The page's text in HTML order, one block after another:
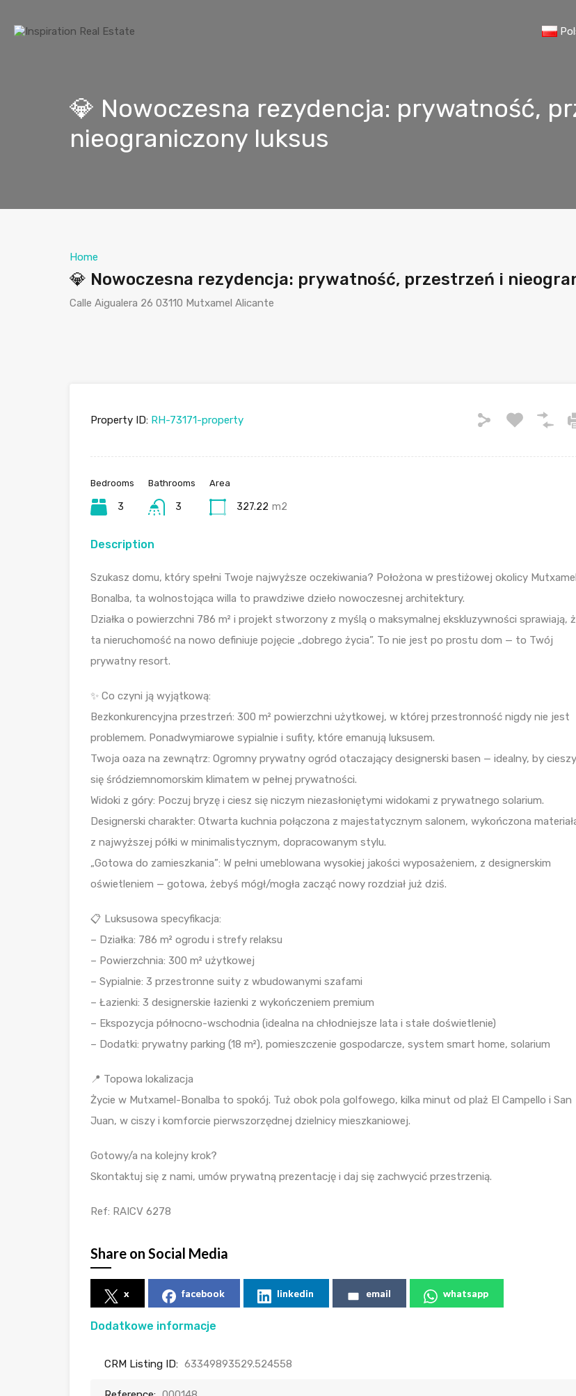
💎 Nowoczesna rezydencja: prywatność,
nieograniczony luksus
Home
💎 Nowoczesna rezydencja: prywatność, przestrzeń i
Calle Aigualera 26 03110 Mutxamel Alicante
Property ID: RH-73171-property
Bedrooms
3
Bathrooms
3
Area
327.22 m2
Description
Szukasz domu, który spełni Twoje najwyższe oczekiwania? Położona w prestiżowej okolicy
Bonalba, ta wolnostojąca willa to prawdziwe dzieło nowoczesnej architektury.
Działka o powierzchni 786 m² i projekt stworzony z myślą o maksymalnej ekskluzywności sprawiają,
ta nieruchomość na nowo definiuje pojęcie „dobrego życia”. To nie jest po prostu dom — to Twój
prywatny resort.
✨ Co czyni ją wyjątkową:
Bezkonkurencyjna przestrzeń: 300 m² powierzchni użytkowej, w której przestronność nigdy nie jest
problemem. Ponadwymiarowe sypialnie i sufity, które emanują luksusem.
Twoja oaza na zewnątrz: Ogromny prywatny ogród otaczający designerski basen — idealny, by
się śródziemnomorskim klimatem w pełnej prywatności.
Widoki z góry: Poczuj bryzę i ciesz się niczym niezasłoniętymi widokami z prywatnego solarium.
Designerski charakter: Otwarta kuchnia połączona z majestatycznym salonem, wykończona
z najwyższej półki w minimalistycznym, dopracowanym stylu.
„Gotowa do zamieszkania”: W pełni umeblowana wysokiej jakości wyposażeniem, z designerskim
oświetleniem — gotowa, żebyś mógł/mogła zacząć nowy rozdział już dziś.
📋 Luksusowa specyfikacja:
– Działka: 786 m² ogrodu i strefy relaksu
– Powierzchnia: 300 m² użytkowej
– Sypialnie: 3 przestronne suity z wbudowanymi szafami
– Łazienki: 3 designerskie łazienki z wykończeniem premium
– Ekspozycja północno-wschodnia (idealna na chłodniejsze lata i stałe doświetlenie)
– Dodatki: prywatny parking (18 m²), pomieszczenie gospodarcze, system smart home, solarium
📍 Topowa lokalizacja
Życie w Mutxamel-Bonalba to spokój. Tuż obok pola golfowego, kilka minut od plaż El Campello i San
Juan, w ciszy i komforcie pierwszorzędnej dzielnicy mieszkaniowej.
Gotowy/a na kolejny krok?
Skontaktuj się z nami, umów prywatną prezentację i daj się zachwycić przestrzenią.
Ref: RAICV 6278
Share on Social Media
x facebook linkedin email whatsapp
Dodatkowe informacje
CRM Listing ID: 63349893529.524558